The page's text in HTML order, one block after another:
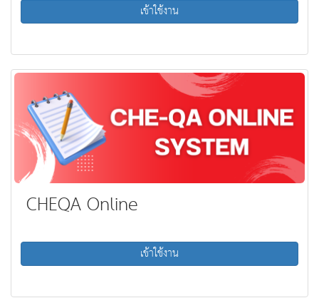
เข้าใช้งาน
CHEQA Online
เข้าใช้งาน